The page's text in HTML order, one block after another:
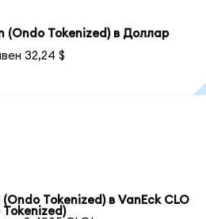
(Ondo Tokenized) в Доллар
32,24 $
Tokenized) в VanEck CLO
Tokenized)